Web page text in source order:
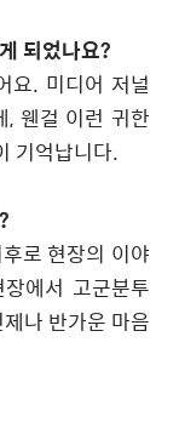
되었나요?
요. 미디어 저널
, 웬걸 이런 귀한
기억납니다.
?
로 현장의 이야
에서 고군분투
나 반가운 마음